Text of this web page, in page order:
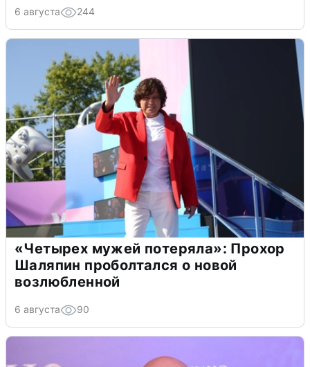
6 августа 244
«Четырех мужей потеряла»: Прохор
Шаляпин проболтался о новой
возлюбленной
6 августа 90